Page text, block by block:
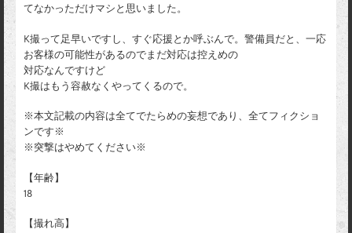
てなかっただけマシと思いました。
K撮って足早いですし、すぐ応援とか呼ぶんで。警備員だと、一応
お客様の可能性があるのでまだ対応は控えめの
対応なんですけど
K撮はもう容赦なくやってくるので。
※本文記載の内容は全てでたらめの妄想であり、全てフィクショ
ンです※
※突撃はやめてください※
【年齢】
18
【撮れ高】